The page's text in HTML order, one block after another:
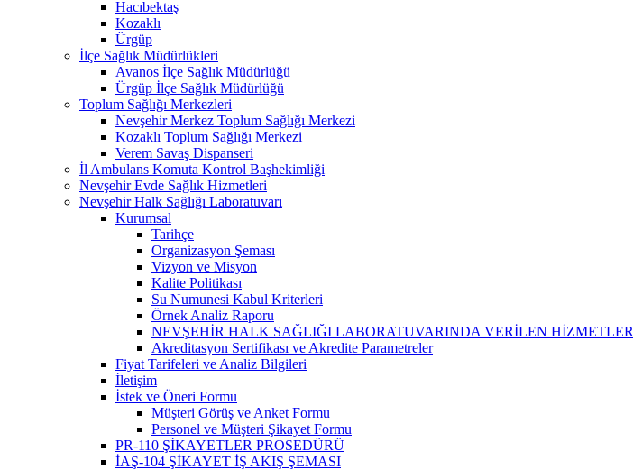
Hacıbektaş
Kozaklı
Ürgüp
İlçe Sağlık Müdürlükleri
Avanos İlçe Sağlık Müdürlüğü
Ürgüp İlçe Sağlık Müdürlüğü
Toplum Sağlığı Merkezleri
Nevşehir Merkez Toplum Sağlığı Merkezi
Kozaklı Toplum Sağlığı Merkezi
Verem Savaş Dispanseri
İl Ambulans Komuta Kontrol Başhekimliği
Nevşehir Evde Sağlık Hizmetleri
Nevşehir Halk Sağlığı Laboratuvarı
Kurumsal
Tarihçe
Organizasyon Şeması
Vizyon ve Misyon
Kalite Politikası
Su Numunesi Kabul Kriterleri
Örnek Analiz Raporu
NEVŞEHİR HALK SAĞLIĞI LABORATUVARINDA VERİLEN HİZMETLER
Akreditasyon Sertifikası ve Akredite Parametreler
Fiyat Tarifeleri ve Analiz Bilgileri
İletişim
İstek ve Öneri Formu
Müşteri Görüş ve Anket Formu
Personel ve Müşteri Şikayet Formu
PR-110 ŞİKAYETLER PROSEDÜRÜ
İAŞ-104 ŞİKAYET İŞ AKIŞ ŞEMASI